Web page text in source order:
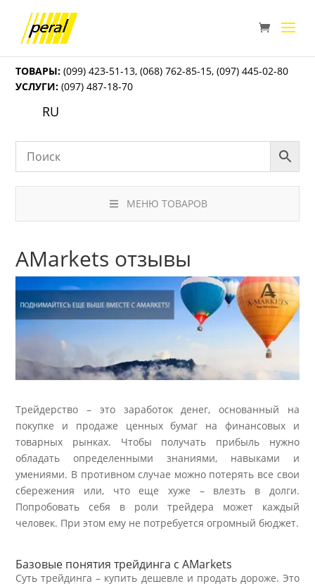
ТОВАРЫ: (099) 423-51-13,(068) 762-85-15,(097) 445-02-80
УСЛУГИ: (097) 487-18-70
RU
МЕНЮ ТОВАРОВ
AMarkets отзывы
Трейдерство – это заработок денег, основанный на
покупке и продаже ценных бумаг на финансовых и
товарных рынках. Чтобы получать прибыль нужно
обладать определенными знаниями, навыками и
умениями. В противном случае можно потерять все свои
сбережения или, что еще хуже – влезть в долги.
Попробовать себя в роли трейдера может каждый
человек. При этом ему не потребуется огромный бюджет.
Базовые понятия трейдинга с AMarkets
Суть трейдинга – купить дешевле и продать дороже. Это